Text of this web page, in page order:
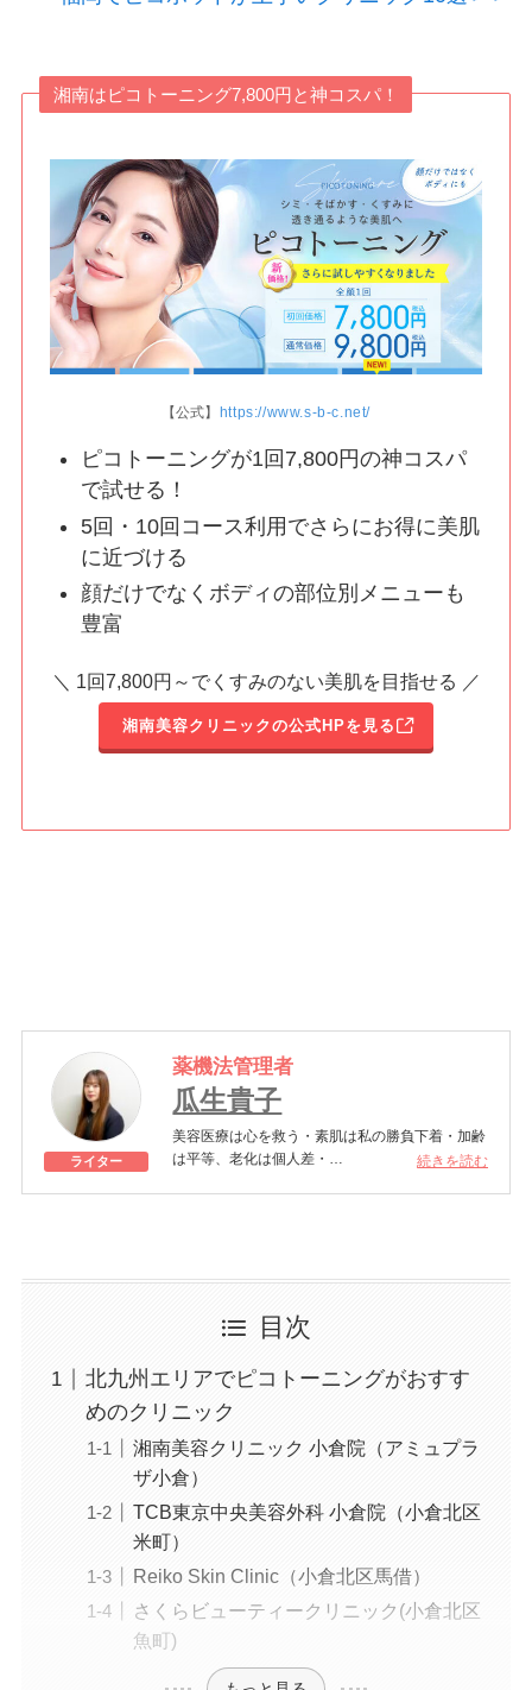
湘南はピコトーニング7,800円と神コスパ！
【公式】 https://www.s-b-c.net/
ピコトーニングが1回7,800円の神コスパ
で試せる！
5回・10回コース利用でさらにお得に美肌
に近づける
顔だけでなくボディの部位別メニューも
豊富
＼ 1回7,800円～でくすみのない美肌を目指せる ／
湘南美容クリニックの公式HPを見る
ライター
薬機法管理者
瓜生貴子
美容医療は心を救う・素肌は私の勝負下着・加齢
は平等、老化は個人差・
タ注射、いぼ除去、医療脱毛など
続きを読む
目次
北九州エリアでピコトーニングがおすす
めのクリニック
湘南美容クリニック 小倉院（アミュプラ
ザ小倉）
TCB東京中央美容外科 小倉院（小倉北区
米町）
Reiko Skin Clinic（小倉北区馬借）
さくらビューティークリニック(小倉北区
魚町)